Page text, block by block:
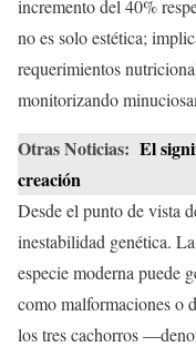
incremento del 40%
no es solo estética;
requerimientos
monitorizando
Otras Noticias: El
creación
Desde el punto de vista
inestabilidad genética.
especie moderna puede
como malformaciones o
los tres cachorros